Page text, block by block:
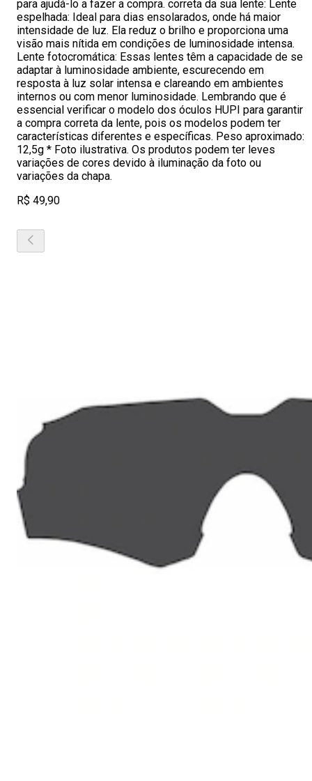
para ajudá-lo a fazer a compra. correta da sua lente: Lente
espelhada: Ideal para dias ensolarados, onde há maior
intensidade de luz. Ela reduz o brilho e proporciona uma
visão mais nítida em condições de luminosidade intensa.
Lente fotocromática: Essas lentes têm a capacidade de se
adaptar à luminosidade ambiente, escurecendo em
resposta à luz solar intensa e clareando em ambientes
internos ou com menor luminosidade. Lembrando que é
essencial verificar o modelo dos óculos HUPI para garantir
a compra correta da lente, pois os modelos podem ter
características diferentes e específicas. Peso aproximado:
12,5g * Foto ilustrativa. Os produtos podem ter leves
variações de cores devido à iluminação da foto ou
variações da chapa.
R$ 49,90